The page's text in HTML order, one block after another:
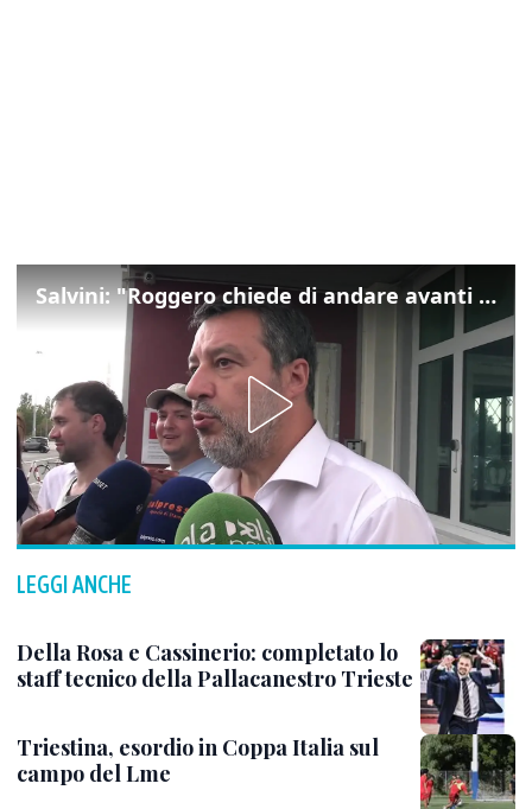
Salvini: "Roggero chiede di andare avanti su norma anti-risarcimenti"
LEGGI ANCHE
Della Rosa e Cassinerio: completato lo
staff tecnico della Pallacanestro Trieste
Triestina, esordio in Coppa Italia sul
campo del Lme